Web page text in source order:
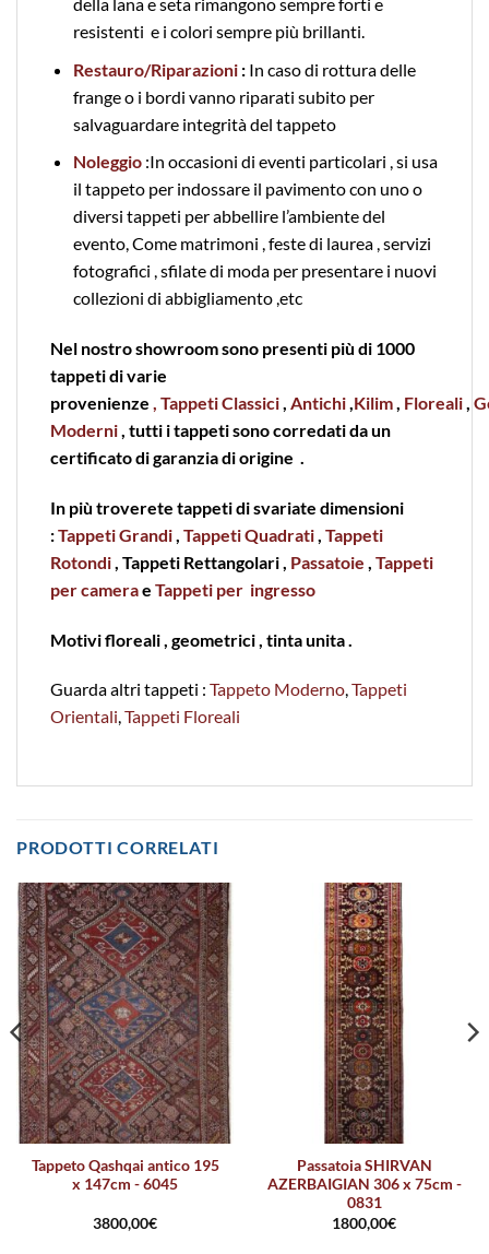
resistenti e i colori sempre più brillanti.
Restauro/Riparazioni:In caso di rottura delle
frange o i bordi vanno riparati subito per
salvaguardare integrità del tappeto
Noleggio:In occasioni di eventi particolari , si usa
il tappeto per indossare il pavimento con uno o
diversi tappeti per abbellire l’ambiente del
evento, Come matrimoni , feste di laurea , servizi
fotografici , sfilate di moda per presentare i nuovi
collezioni di abbigliamento ,etc
Nel nostro showroom sono presenti più di 1000
tappeti di varie
provenienze , Tappeti Classici, Antichi,Kilim, Floreali,
Moderni, tutti i tappeti sono corredati da un
certificato di garanzia di origine .
In più troverete tappeti di svariate dimensioni
:Tappeti Grandi, Tappeti Quadrati, Tappeti
Rotondi, Tappeti Rettangolari , Passatoie , Tappeti
per camerae Tappeti per ingresso
Motivi floreali , geometrici , tinta unita .
Guarda altri tappeti : Tappeto Moderno,Tappeti
Orientali,Tappeti Floreali
PRODOTTI CORRELATI
Tappeto Qashqai antico 195
x 147cm - 6045
3800,00€
Passatoia SHIRVAN
AZERBAIGIAN 306 x 75cm -
0831
1800,00€